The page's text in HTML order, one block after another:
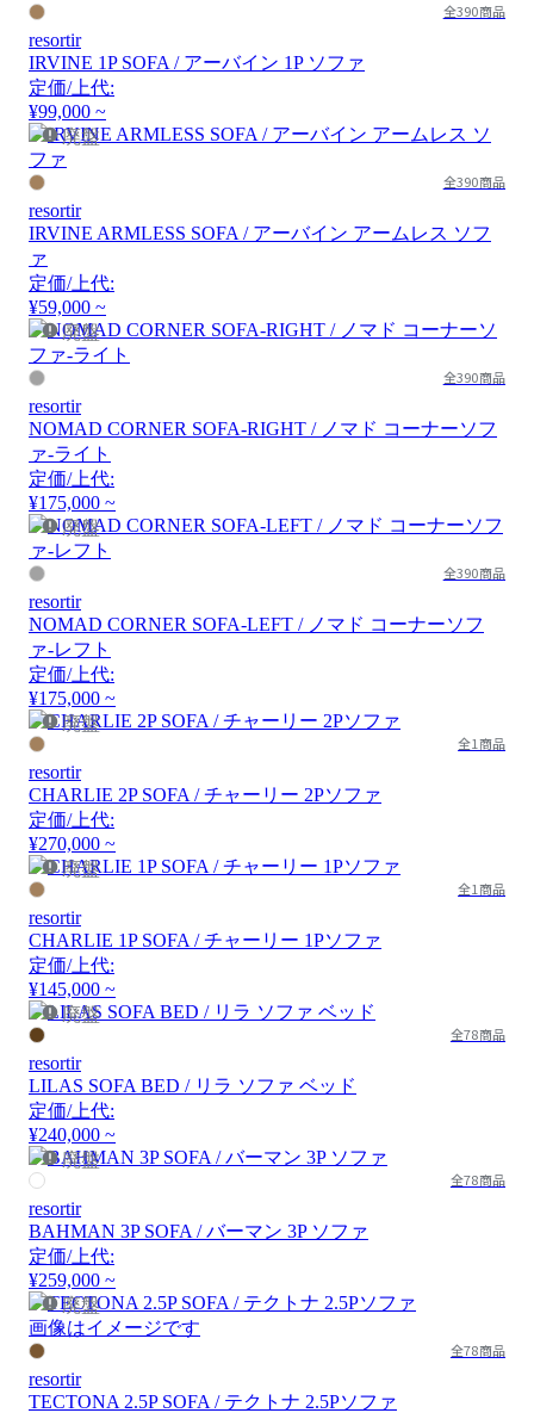
全390商品
resortir
IRVINE 1P SOFA / アーバイン 1P ソファ
定価/上代:
¥99,000 ~
廃盤
全390商品
resortir
IRVINE ARMLESS SOFA / アーバイン アームレス ソフ
ァ
定価/上代:
¥59,000 ~
廃盤
全390商品
resortir
NOMAD CORNER SOFA-RIGHT / ノマド コーナーソフ
ァ-ライト
定価/上代:
¥175,000 ~
廃盤
全390商品
resortir
NOMAD CORNER SOFA-LEFT / ノマド コーナーソフ
ァ-レフト
定価/上代:
¥175,000 ~
廃盤
全1商品
resortir
CHARLIE 2P SOFA / チャーリー 2Pソファ
定価/上代:
¥270,000 ~
廃盤
全1商品
resortir
CHARLIE 1P SOFA / チャーリー 1Pソファ
定価/上代:
¥145,000 ~
廃盤
全78商品
resortir
LILAS SOFA BED / リラ ソファ ベッド
定価/上代:
¥240,000 ~
廃盤
全78商品
resortir
BAHMAN 3P SOFA / バーマン 3P ソファ
定価/上代:
¥259,000 ~
廃盤
画像はイメージです
全78商品
resortir
TECTONA 2.5P SOFA / テクトナ 2.5Pソファ